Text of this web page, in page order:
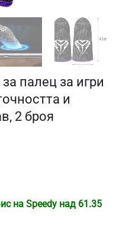
палец за игри
и
2 броя
на Speedy над 61.35